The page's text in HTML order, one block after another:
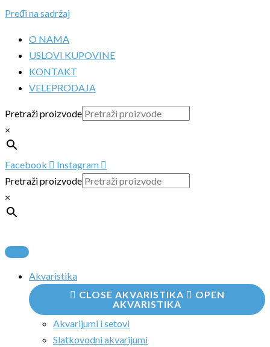
Pređi na sadržaj
O NAMA
USLOVI KUPOVINE
KONTAKT
VELEPRODAJA
Pretraži proizvode
×
Facebook
Instagram
Pretraži proizvode
×
Akvaristika
CLOSE AKVARISTIKA
OPEN
AKVARISTIKA
Akvarijumi i setovi
Slatkovodni akvarijumi